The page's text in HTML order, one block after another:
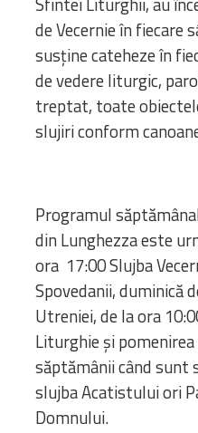
de Vecernie în fiecare
susţine cateheze în
de vedere liturgic,
treptat, toate
slujiri conform
Programul
din Lunghezza este
ora 17:00 Slujba
Spovedanii, duminică
Utreniei, de la ora
Liturghie și
săptămânii când sunt
slujba Acatistului ori
Domnului.